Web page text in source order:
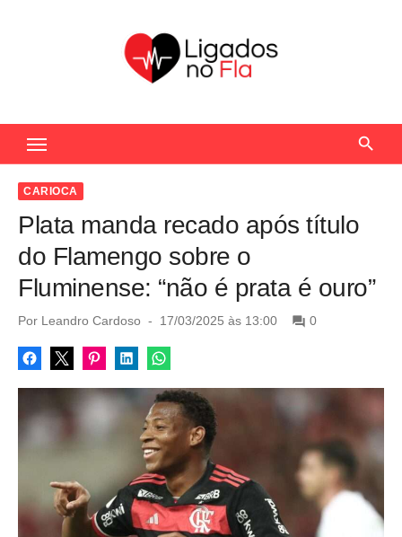
c
CARIOCA
Plata manda recado após título
do Flamengo sobre o
Fluminense: “não é prata é ouro”
Por Leandro Cardoso
P
s
t
d
o
n
17/03/2025 às 13:00 0